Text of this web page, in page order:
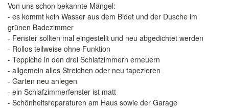
Von uns schon bekannte Mängel:
- es kommt kein Wasser aus dem Bidet und der Dusche im
grünen Badezimmer
- Fenster sollten mal eingestellt und neu abgedichtet werden
- Rollos teilweise ohne Funktion
- Teppiche in den drei Schlafzimmern erneuern
- allgemein alles Streichen oder neu tapezieren
- Garten neu anlegen
- ein Schlafzimmerfenster ist matt
- Schönheitsreparaturen am Haus sowie der Garage